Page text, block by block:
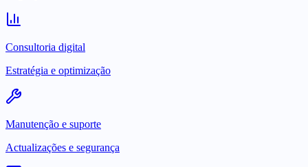
Consultoria digital
Estratégia e optimização
Manutenção e suporte
Actualizações e segurança